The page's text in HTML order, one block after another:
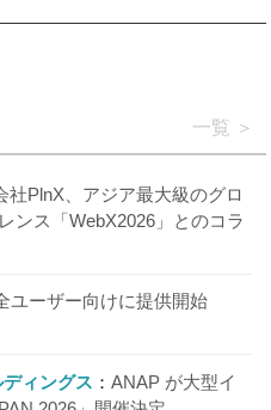
一覧
社PlnX、アジア最大級のグロ
ンス「WebX2026」とのコラ
ユーザー向けに提供開始
ィングス
ANAP が大型イ